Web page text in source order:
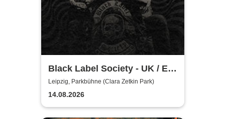
Black Label Society - UK / EU
TOUR 2026
Leipzig, Parkbühne (Clara Zetkin Park)
14.08.2026